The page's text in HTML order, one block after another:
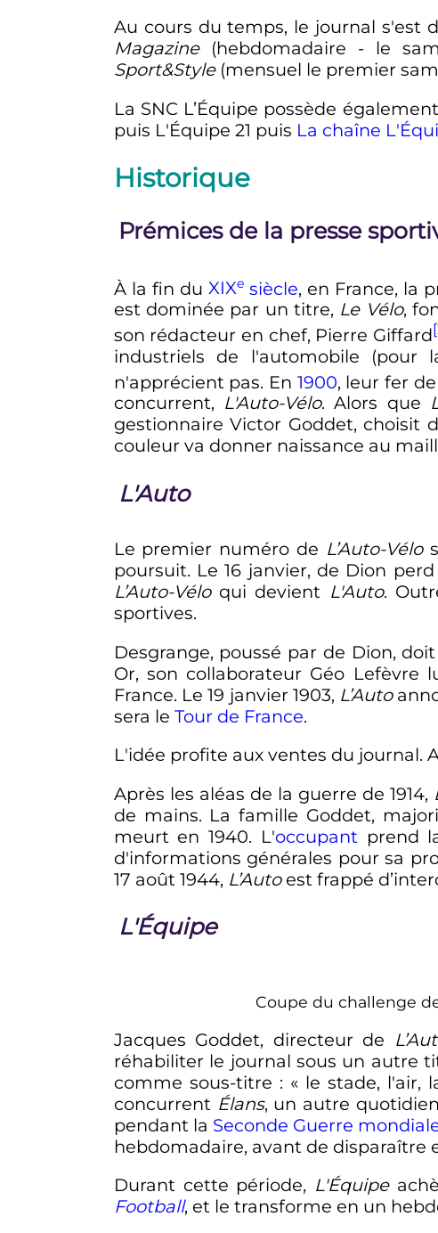
Au cours du temps, le journal s'est
Magazine(hebdomadaire - le
Sport&Style(mensuel le premier
La SNC L’Équipe possède
puis L'Équipe 21 puis La chaîne
Historique
Prémices de la presse
À la fin du XIXesiècle, en France, la
est dominée par un titre, Le Vélo,
son rédacteur en chef, Pierre Giffard
industriels de l'automobile (pour
n'apprécient pas. En 1900, leur fer
concurrent, L'Auto-Vélo. Alors que
gestionnaire Victor Goddet, choisit
couleur va donner naissance au
L'Auto
Le premier numéro de L’Auto-Vélo
poursuit. Le16 janvier, de Dion
L’Auto-Véloqui devient L'Auto.
sportives.
Desgrange, poussé par de Dion,
Or, son collaborateur Géo Lefèvre
France. Le19 janvier 1903, L’Auto
sera le Tour de France.
L'idée profite aux ventes du journal.
Après les aléas de la guerre de 1914,
de mains. La famille Goddet,
meurt en 1940. L'occupant prend
d'informations générales pour sa
17 août 1944, L’Autoest frappé
L'Équipe
Coupe du challenge
Jacques Goddet, directeur de
réhabiliter le journal sous un autre
comme sous-titre : « le stade, l'air,
concurrent Élans, un autre
pendant la Seconde Guerre
hebdomadaire, avant de disparaître
Durant cette période, L'Équipe
Football, et le transforme en un